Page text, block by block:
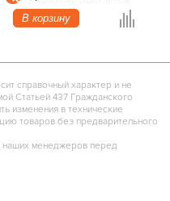
В корзину
справочный характер и не
Статьей 437 Гражданского
изменения в технические
товаров без предварительного
наших менеджеров перед